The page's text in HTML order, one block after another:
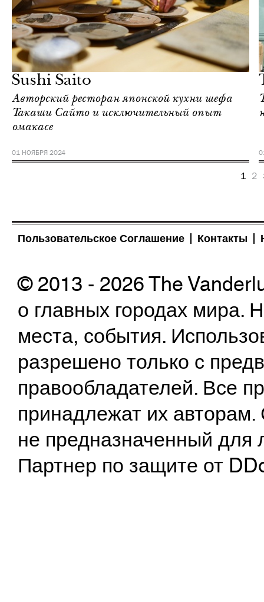
Sushi Saito
Авторский ресторан японской кухни шефа
Такаши Сайто и исключительный опыт
омакасе
01 НОЯБРЯ 2024
1 2
Пользовательское Соглашение Контакты
© 2013 - 2026 The
о главных городах
места, события.
разрешено только с
правообладателей. Все
принадлежат их
не предназначенный
Партнер по защите от